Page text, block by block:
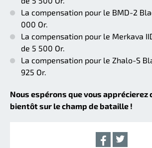
La compensation pour le BMD-2
000 Or.
La compensation pour le Merkava
de 5 500 Or.
La compensation pour le Zhalo-S
925 Or.
Nous espérons que vous apprécierez
bientôt sur le champ de bataille !